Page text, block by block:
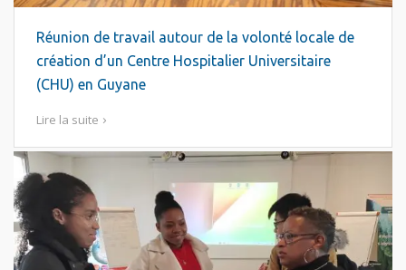
Réunion de travail autour de la volonté locale de
création d’un Centre Hospitalier Universitaire
(CHU) en Guyane
Lire la suite